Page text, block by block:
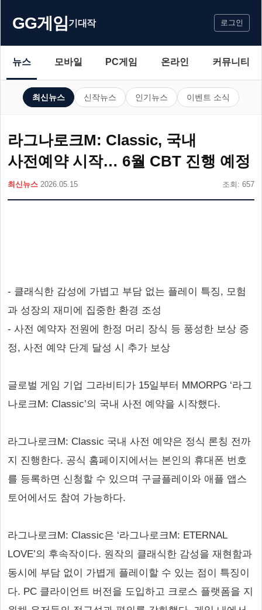
GG게임기대작 로그인
뉴스 모바일 PC게임 온라인 커뮤니티
최신뉴스 신작뉴스 인기뉴스 이벤트 소식
라그나로크M: Classic, 국내
사전예약 시작… 6월 CBT 진행 예정
최신뉴스 2026.05.15 조회: 657
- 클래식한 감성에 가볍고 부담 없는 플레이 특징, 모험
과 성장의 재미에 집중한 환경 조성
- 사전 예약자 전원에 한정 머리 장식 등 풍성한 보상 증
정, 사전 예약 단계 달성 시 추가 보상
글로벌 게임 기업 그라비티가 15일부터 MMORPG ‘라그
나로크M: Classic’의 국내 사전 예약을 시작했다.
라그나로크M: Classic 국내 사전 예약은 정식 론칭 전까
지 진행한다. 공식 홈페이지에서는 본인의 휴대폰 번호
를 등록하면 신청할 수 있으며 구글플레이와 애플 앱스
토어에서도 참여 가능하다.
라그나로크M: Classic은 ‘라그나로크M: ETERNAL
LOVE’의 후속작이다. 원작의 클래식한 감성을 재현함과
동시에 부담 없이 가볍게 플레이할 수 있는 점이 특징이
다. PC 클라이언트 버전을 도입하고 크로스 플랫폼을 지